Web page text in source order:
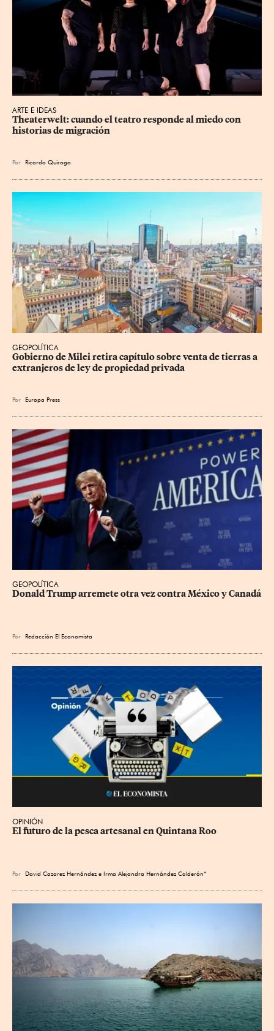
ARTE E IDEAS
Theaterwelt: cuando el teatro responde al miedo con
historias de migración
Por Ricardo Quiroga
GEOPOLÍTICA
Gobierno de Milei retira capítulo sobre venta de tierras a
extranjeros de ley de propiedad privada
Por Europa Press
GEOPOLÍTICA
Donald Trump arremete otra vez contra México y Canadá
Por Redacción El Economista
OPINIÓN
El futuro de la pesca artesanal en Quintana Roo
Por David Cazarez Hernández e Irma Alejandra Hernández Calderón*